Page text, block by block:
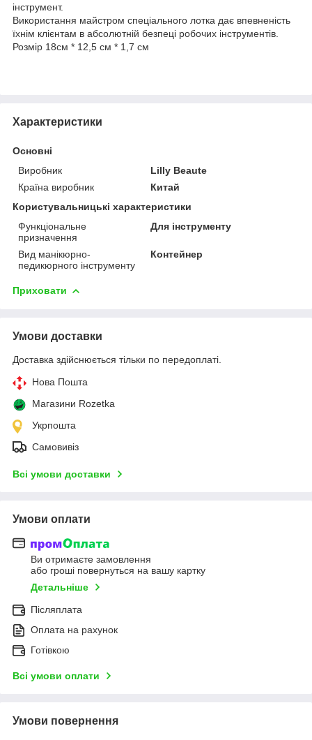
інструмент.
Використання майстром спеціального лотка дає впевненість
їхнім клієнтам в абсолютній безпеці робочих інструментів.
Розмір 18см * 12,5 см * 1,7 см
Характеристики
Основні
Виробник
Lilly Beaute
Країна виробник
Китай
Користувальницькі характеристики
Функціональне
призначення
Для інструменту
Вид манікюрно-
педикюрного інструменту
Контейнер
Приховати
Умови доставки
Доставка здійснюється тільки по передоплаті.
Нова Пошта
Магазини Rozetka
Укрпошта
Самовивіз
Всі умови доставки
Умови оплати
Ви отримаєте замовлення
або гроші повернуться на вашу картку
Детальніше
Післяплата
Оплата на рахунок
Готівкою
Всі умови оплати
Умови повернення